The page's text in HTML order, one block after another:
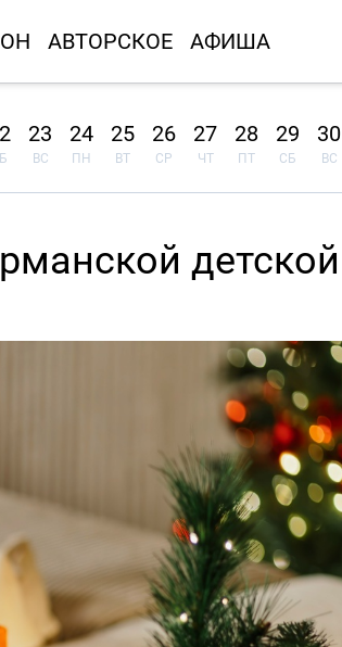
АВТОРСКОЕ АФИША
23
ВС
24
ПН
25
ВТ
26
СР
27
ЧТ
28
ПТ
29
СБ
30
ВС
детской